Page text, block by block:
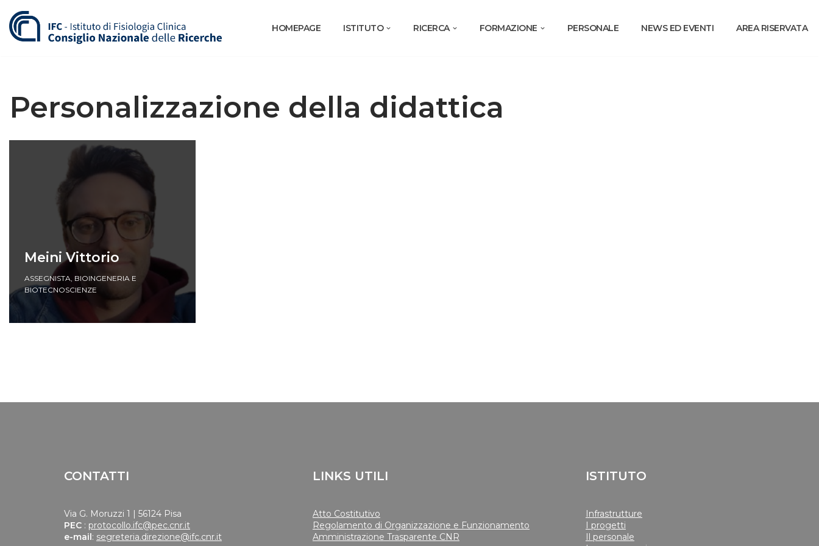
Vai
al
HOMEPAGE ISTITUTO RICERCA FORMAZIONE PERSONALE NEWS ED EVENTI AREA RISERVATA
Personalizzazione della didattica
Meini Vittorio
ASSEGNISTA, BIOINGENERIA E
BIOTECNOSCIENZE
CONTATTI
Via G. Moruzzi 1 | 56124 Pisa
PEC : protocollo.ifc@pec.cnr.it
e-mail: segreteria.direzione@ifc.cnr.it
LINKS UTILI
Atto Costitutivo
Regolamento di Organizzazione e Funzionamento
Amministrazione Trasparente CNR
ISTITUTO
Infrastrutture
I progetti
Il personale